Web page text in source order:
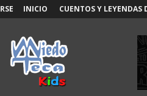
INICIO CUENTOS Y LEYENDAS